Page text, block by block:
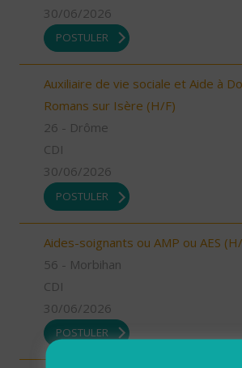
30/06/2026
POSTULER
Auxiliaire de vie sociale et Aide à
Romans sur Isère (H/F)
26 - Drôme
CDI
30/06/2026
POSTULER
Aides-soignants ou AMP ou AES
56 - Morbihan
CDI
30/06/2026
POSTULER